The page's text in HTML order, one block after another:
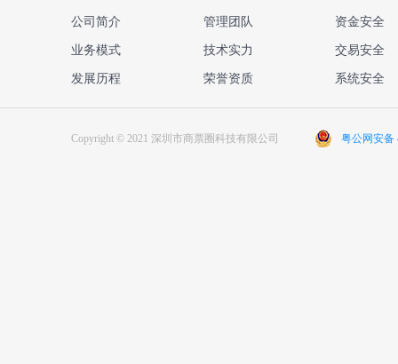
公司简介
业务模式
发展历程
管理团队
技术实力
荣誉资质
资金安全
交易安全
系统安全
Copyright © 2021 深圳市商票圈科技有限公司 粤公网安备